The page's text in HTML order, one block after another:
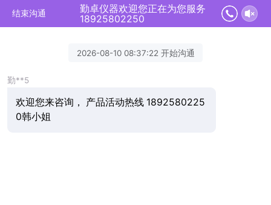
结束沟通
勤卓仪器欢迎您正在为您服务
18925802250
2026-08-10 08:37:22 开始沟通
勤**5
欢迎您来咨询， 产品活动热线 1892580225
0韩小姐